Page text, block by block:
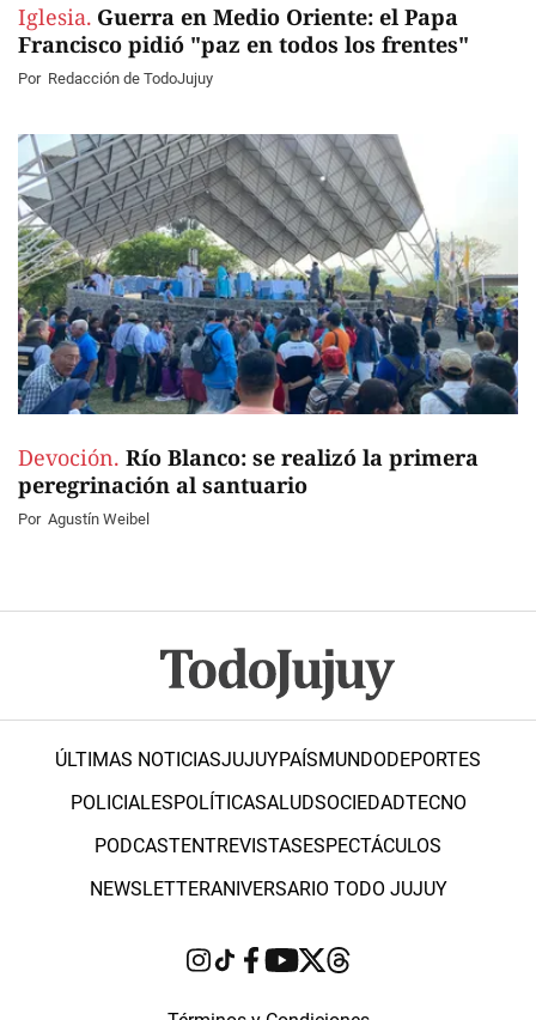
Iglesia. Guerra en Medio Oriente: el Papa
Francisco pidió "paz en todos los frentes"
Por Redacción de TodoJujuy
Devoción. Río Blanco: se realizó la primera
peregrinación al santuario
Por Agustín Weibel
ÚLTIMAS NOTICIASJUJUYPAÍSMUNDODEPORTES
POLICIALESPOLÍTICASALUDSOCIEDADTECNO
PODCASTENTREVISTASESPECTÁCULOS
NEWSLETTERANIVERSARIO TODO JUJUY